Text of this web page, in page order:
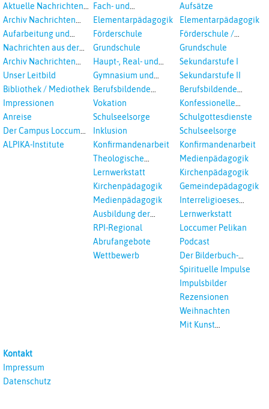
Aktuelle Nachrichten
aus dem RPI
Archiv Nachrichten
aus dem RPI ab 2018
Aufarbeitung und
Prävention
Landeskirche und EKD
Nachrichten aus der
Landeskirche
Archiv Nachrichten
aus der Landeskirche
Unser Leitbild
Bibliothek / Mediothek
Impressionen
Anreise
Der Campus Loccum
und Loccumer
ALPIKA-Institute
Fach- und
Studientagungen
Elementarpädagogik
Förderschule
Grundschule
Haupt-, Real- und
Oberschule
Gymnasium und
Gesamtschule
Berufsbildende
Schulen
Vokation
Schulseelsorge
Inklusion
Konfirmandenarbeit
Theologische
Fortbildungen,
Interreligöses Lernen
Lernwerkstatt
Kirchenpädagogik
Medienpädagogik
Ausbildung der
Vikar*innen
RPI-Regional
Abrufangebote
Wettbewerb
Aufsätze
Elementarpädagogik
Förderschule /
Inklusion
Grundschule
Sekundarstufe I
Sekundarstufe II
Berufsbildende
Schulen
Konfessionelle
Kooperation
Schulgottesdienste
Schulseelsorge
Konfirmandenarbeit
Medienpädagogik
Kirchenpädagogik
Gemeindepädagogik
Interreligioeses
Lernen
Lernwerkstatt
Loccumer Pelikan
Podcast
Der Bilderbuch-
Podcast
Spirituelle Impulse
Impulsbilder
Rezensionen
Weihnachten
Mit Kunst
Kontakt
Impressum
Datenschutz